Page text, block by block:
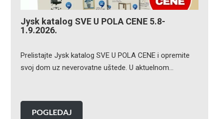
Jysk katalog SVE U POLA CENE 5.8-
1.9.2026.
Prelistajte Jysk katalog SVE U POLA CENE i opremite
svoj dom uz neverovatne uštede. U aktuelnom…
POGLEDAJ